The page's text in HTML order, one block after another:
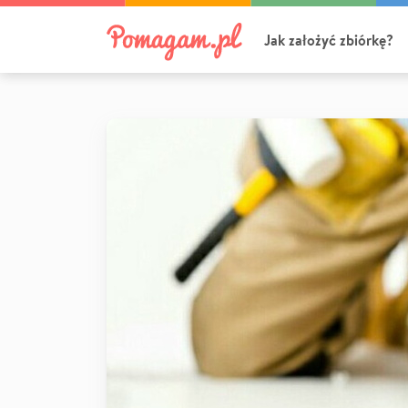
Jak założyć zbiórkę?